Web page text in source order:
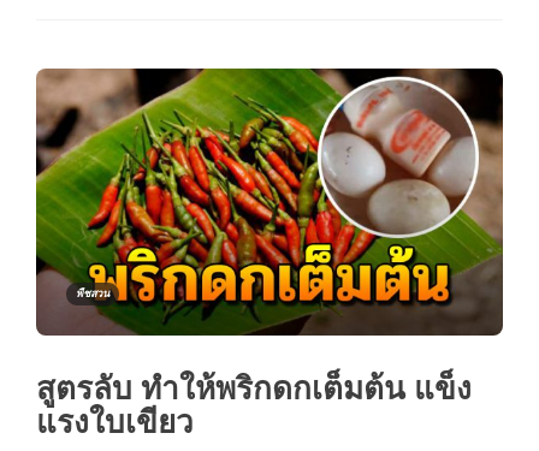
พืชสวน
สูตรลับ ทำให้พริกดกเต็มต้น แข็ง
แรงใบเขียว